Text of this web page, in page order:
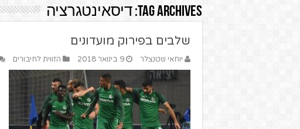
Tag Archives: דיסאינטגרציה
שלבים בפירוק מועדונים
יוחאי שטנצלר 9 בינואר 2018 הזווית לחיבורים